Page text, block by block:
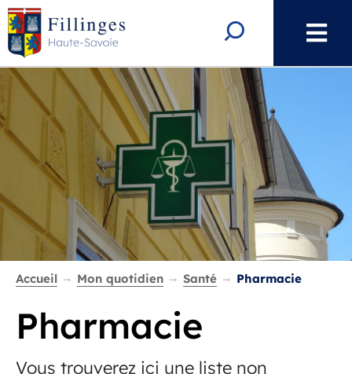
Aller à la recherche Rechercher
Accueil Mon quotidien Santé Pharmacie
Pharmacie
Vous trouverez ici une liste non